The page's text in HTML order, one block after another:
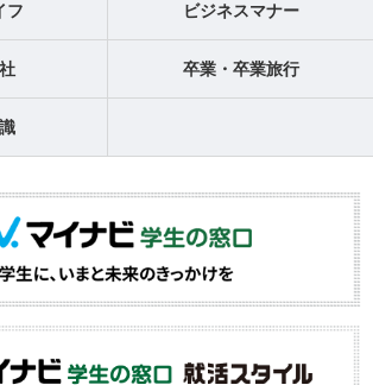
フ ビジネスマナー
卒業・卒業旅行